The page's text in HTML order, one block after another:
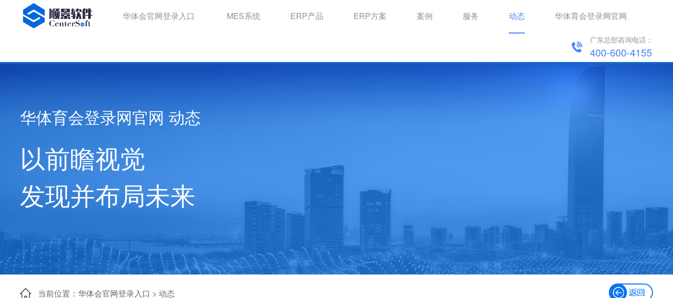
华体会官网登录入口
华体会官网登录入口 MES系统 ERP产品 ERP方案 案例 服务 动态 华体育会登录网官网
广东总部咨询电话：
400-600-4155
华体育会登录网官网 动态 
华体育会登录网官网 动态
以前瞻视觉
发现并布局未来
当前位置：华体会官网登录入口 > 动态